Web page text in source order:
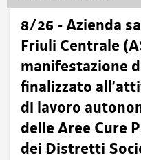
8/26 - Azienda
Friuli Centrale
manifestazione
finalizzato
di lavoro
delle Aree Cure
dei Distretti